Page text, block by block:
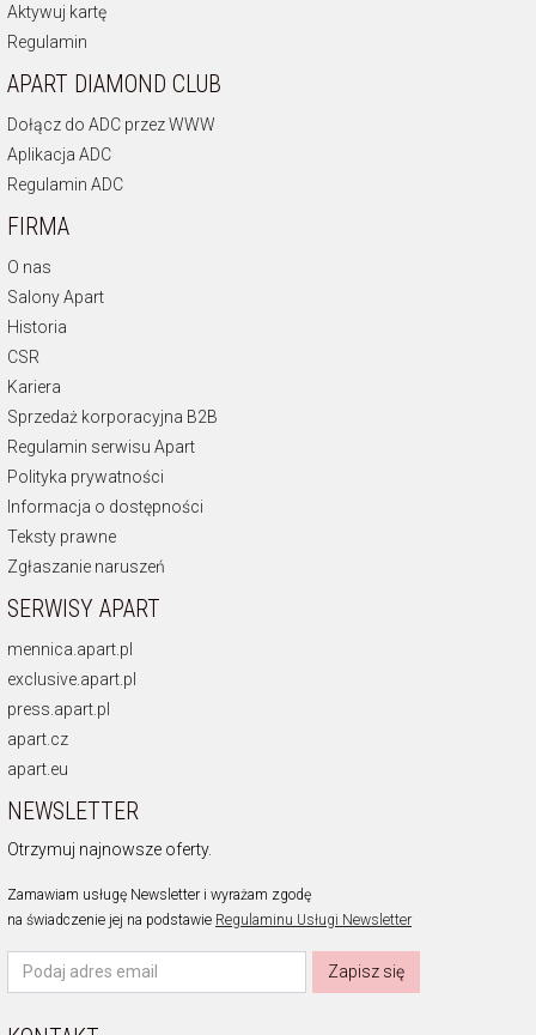
Aktywuj kartę
Regulamin
APART DIAMOND CLUB
Dołącz do ADC przez WWW
Aplikacja ADC
Regulamin ADC
FIRMA
O nas
Salony Apart
Historia
CSR
Kariera
Sprzedaż korporacyjna B2B
Regulamin serwisu Apart
Polityka prywatności
Informacja o dostępności
Teksty prawne
Zgłaszanie naruszeń
SERWISY APART
mennica.apart.pl
exclusive.apart.pl
press.apart.pl
apart.cz
apart.eu
NEWSLETTER
Otrzymuj najnowsze oferty.
Zamawiam usługę Newsletter i wyrażam zgodę
na świadczenie jej na podstawie Regulaminu Usługi Newsletter
Zapisz się